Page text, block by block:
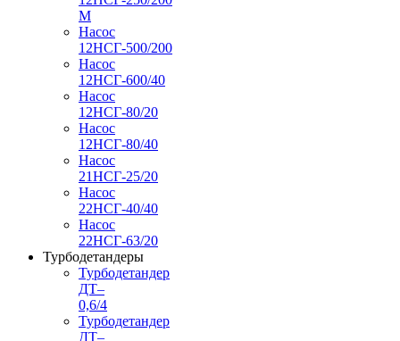
М
Насос
12НСГ-500/200
Насос
12НСГ-600/40
Насос
12НСГ-80/20
Насос
12НСГ-80/40
Насос
21НСГ-25/20
Насос
22НСГ-40/40
Насос
22НСГ-63/20
Турбодетандеры
Турбодетандер
ДТ–
0,6/4
Турбодетандер
ДТ–